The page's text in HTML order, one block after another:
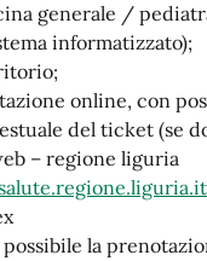
generale /
informatizzato);
online, con
del ticket (se
– regione liguria
la